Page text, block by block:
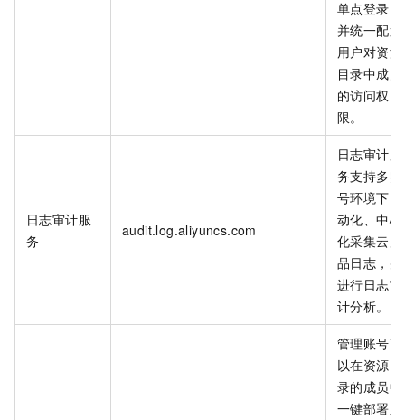
单点登录，
并统一配置
用户对资源
目录中成员
的访问权
限。
日志审计服
务
audit.log.aliyuncs.com
日志审计服
务支持多账
号环境下自
动化、中心
化采集云产
品日志，并
进行日志审
计分析。
管理账号可
以在资源目
录的成员中
一键部署系